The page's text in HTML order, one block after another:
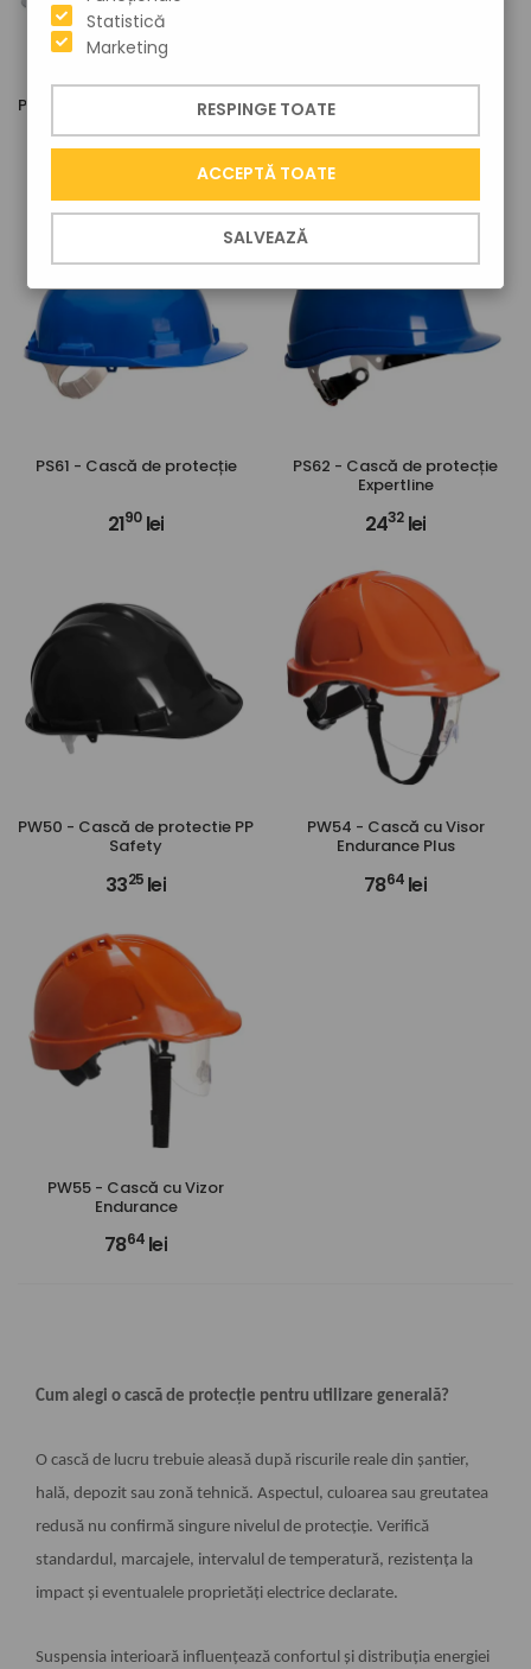
PS52 - Cască de protecție Full
PS57 - Cască de protecție
PS61 - Cască de protecție
2190lei
PS62 - Cască de protecție
Expertline
2432lei
PW50 - Cască de protectie PP
Safety
3325 lei
PW54 - Cască cu Visor
Endurance Plus
7864 lei
PW55 - Cască cu Vizor
Endurance
7864 lei
Cum alegi o cască de protecție pentru utilizare generală?
O cască de lucru trebuie aleasă după riscurile reale din șantier,
hală, depozit sau zonă tehnică. Aspectul, culoarea sau greutatea
redusă nu confirmă singure nivelul de protecție. Verifică
standardul, marcajele, intervalul de temperatură, rezistența la
impact și eventualele proprietăți electrice declarate.
Suspensia interioară influențează confortul și distribuția energiei
Statistică
Marketing
RESPINGE TOATE
ACCEPTĂ TOATE
SALVEAZĂ